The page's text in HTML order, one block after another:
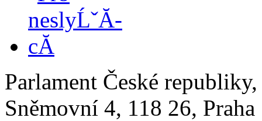
Parlament České
Sněmovní 4, 118 26,